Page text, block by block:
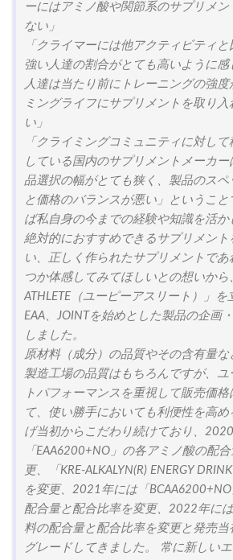
ーにはアミノ酸や関節系のサプリメ
ない」
「クライマーには他アクティビティ
強い人達の割合がとても高いように
人達は当たり前にトレーニングの強
ミングライフにサプリメントを取り
い」
「クライミングコミュニティに対し
している国内のサプリメントメーカ
品選択の幅がとても狭く、製品のス
と価格のバランスが悪い」ということ
ば私自身の今までの経験や知識を活
絶対的におすすめできるサプリメント
い、正しく作られたサプリメントで
つか体感してみてほしいとの想いから
ATHLETE（ユーピーアスリート）」を
EAA、JOINTを始めとした製品の企画
しました。
原材料（成分）の品質やその含有量
製造工場の品質はもちろんですが、
トパフォーマンスを重視して販売価
て、使い勝手においても利便性を高
げ当初からこだわり続けており、
「EAA6200+NO」の各アミノ酸の配
更、「KRE-ALKALYN(R) ENERGY
を変更、2021年には「
配合量と配合比率を変更、2022年に
料の配合量と配合比率を変更と発売
グレードしてきました。 常に新しい